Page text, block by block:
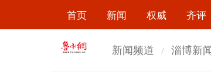
首页 新闻 权威 齐评
新闻频道 淄博新